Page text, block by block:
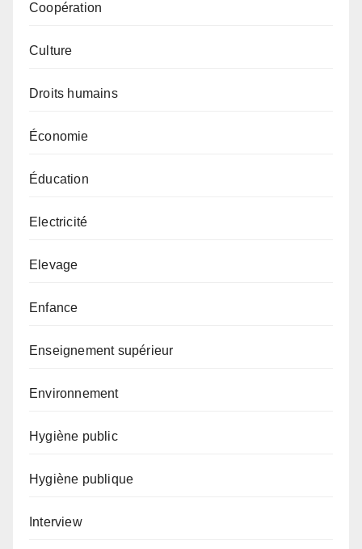
Coopération
Culture
Droits humains
Économie
Éducation
Electricité
Elevage
Enfance
Enseignement supérieur
Environnement
Hygiène public
Hygiène publique
Interview